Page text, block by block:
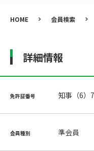
HOME 会員検索
詳細情報
免許証番号 知事（6）
会員種別 準会員